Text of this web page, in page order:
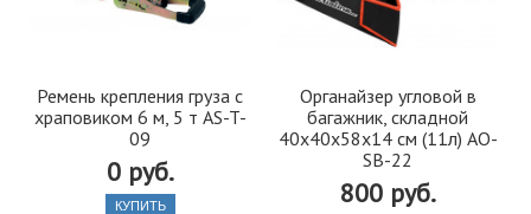
Ремень крепления груза с
храповиком 6 м, 5 т AS-T-
09
0 руб.
КУПИТЬ
Органайзер угловой в
багажник, складной
40х40х58х14 см (11л) АО-
SB-22
800 руб.